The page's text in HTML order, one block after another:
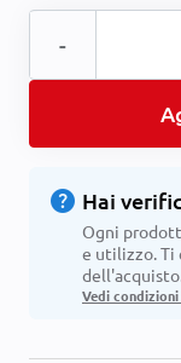
-
help Hai
Ogni
e utilizzo. Ti
Vedi